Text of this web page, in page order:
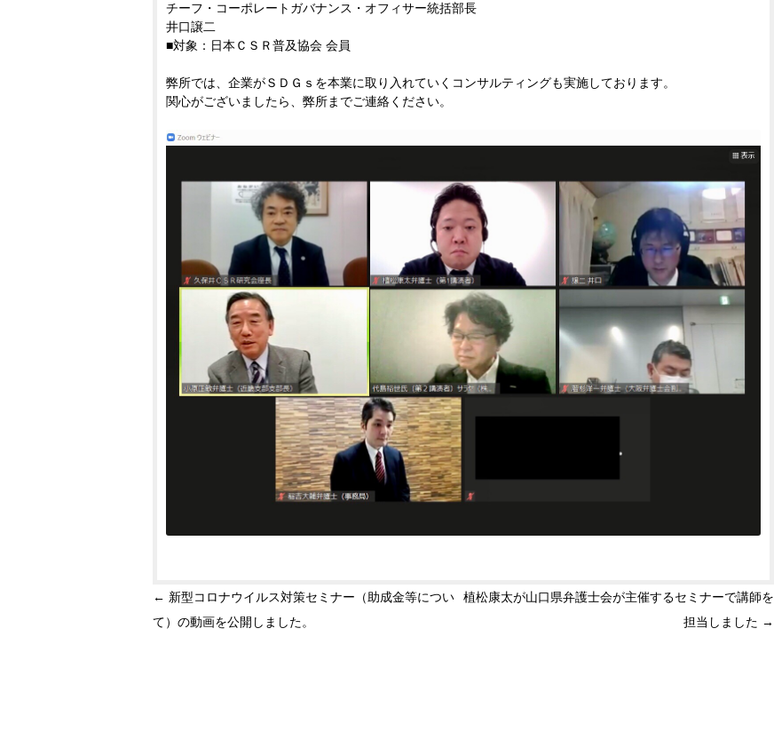
チーフ・コーポレートガバナンス・オフィサー統括部長
井口譲二
■対象：日本ＣＳＲ普及協会 会員
弊所では、企業がＳＤＧｓを本業に取り入れていくコンサルティングも実施しております。
関心がございましたら、弊所までご連絡ください。
投
稿
← 新型コロナウイルス対策セミナー（助成金等につい
て）の動画を公開しました。
植松康太が山口県弁護士会が主催するセミナーで講師を
担当しました →